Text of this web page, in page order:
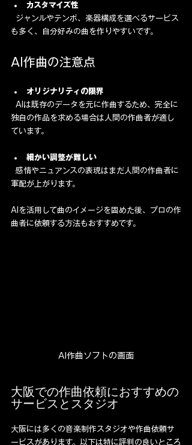
カスタマイズ性
も多く、自分好みの曲を作りやすいです。
AI作曲の注意点
オリジナリティの限界
独自の作品を求める場合は人間の作曲者が適し
ています。
細かい調整が難しい
軍配が上がります。
AIを活用して曲のイメージを固めた後、プロの作
曲者に依頼する方法もおすすめです。
AI作曲ソフトの画面
大阪での作曲依頼におすすめの
サービスとスタジオ
大阪には多くの音楽制作スタジオや作曲依頼サ
ービスがあります。以下は特に評判の良いところ